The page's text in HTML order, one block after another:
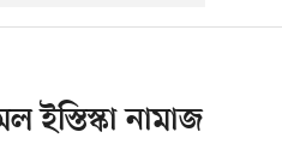
ইস্তিস্কা নামাজ